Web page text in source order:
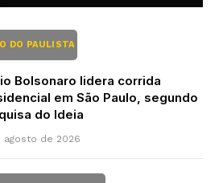
DO PAULISTA
Bolsonaro lidera corrida
em São Paulo, segundo
do Ideia
agosto de 2026